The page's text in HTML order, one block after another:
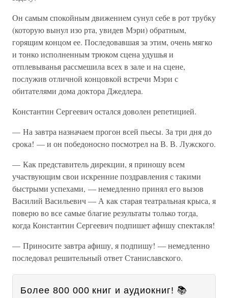
Он самым спокойным движением сунул себе в рот трубку
(которую вынул изо рта, увидев Мэри) обратным,
горящим концом ее. Последовавшая за этим, очень мягко
и тонко исполненным трюком сцена удушья и
отплевыванья рассмешила всех в зале и на сцене,
послужив отличной концовкой встречи Мэри с
обитателями дома доктора Джедлера.
Константин Сергеевич остался доволен репетицией.
— На завтра назначаем прогон всей пьесы. За три дня до
срока! — и он победоносно посмотрел на В. В. Лужского.
— Как представитель дирекции, я приношу всем
участвующим свои искренние поздравления с такими
быстрыми успехами, — немедленно принял его вызов
Василий Васильевич — А как старая театральная крыса, я
поверю во все самые благие результаты только тогда,
когда Константин Сергеевич подпишет афишу спектакля!
— Приносите завтра афишу, я подпишу! — немедленно
последовал решительный ответ Станиславского.
Более 800 000 книг и аудиокниг! 📚